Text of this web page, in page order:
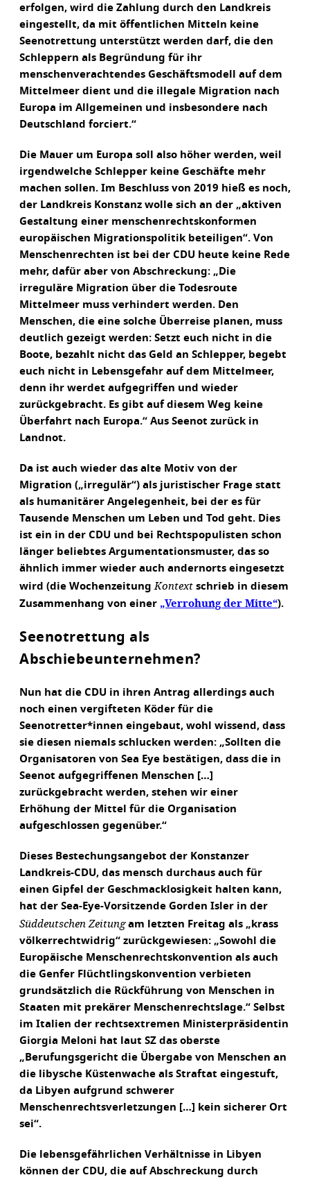
erfolgen, wird die Zahlung durch den Landkreis
eingestellt, da mit öffentlichen Mitteln keine
Seenotrettung unterstützt werden darf, die den
Schleppern als Begründung für ihr
menschenverachtendes Geschäftsmodell auf dem
Mittelmeer dient und die illegale Migration nach
Europa im Allgemeinen und insbesondere nach
Deutschland forciert.“
Die Mauer um Europa soll also höher werden, weil
irgendwelche Schlepper keine Geschäfte mehr
machen sollen. Im Beschluss von 2019 hieß es noch,
der Landkreis Konstanz wolle sich an der „aktiven
Gestaltung einer menschenrechtskonformen
europäischen Migrationspolitik beteiligen“. Von
Menschenrechten ist bei der CDU heute keine Rede
mehr, dafür aber von Abschreckung: „Die
irreguläre Migration über die Todesroute
Mittelmeer muss verhindert werden. Den
Menschen, die eine solche Überreise planen, muss
deutlich gezeigt werden: Setzt euch nicht in die
Boote, bezahlt nicht das Geld an Schlepper, begebt
euch nicht in Lebensgefahr auf dem Mittelmeer,
denn ihr werdet aufgegriffen und wieder
zurückgebracht. Es gibt auf diesem Weg keine
Überfahrt nach Europa.“ Aus Seenot zurück in
Landnot.
Da ist auch wieder das alte Motiv von der
Migration („irregulär“) als juristischer Frage statt
als humanitärer Angelegenheit, bei der es für
Tausende Menschen um Leben und Tod geht. Dies
ist ein in der CDU und bei Rechtspopulisten schon
länger beliebtes Argumentationsmuster, das so
ähnlich immer wieder auch andernorts eingesetzt
wird (die WochenzeitungKontext schrieb in diesem
Zusammenhang von einer „Verrohung der Mitte“).
Seenotrettung als
Abschiebeunternehmen?
Nun hat die CDU in ihren Antrag allerdings auch
noch einen vergifteten Köder für die
Seenotretter*innen eingebaut, wohl wissend, dass
sie diesen niemals schlucken werden: „Sollten die
Organisatoren von Sea Eye bestätigen, dass die in
Seenot aufgegriffenen Menschen […]
zurückgebracht werden, stehen wir einer
Erhöhung der Mittel für die Organisation
aufgeschlossen gegenüber.“
Dieses Bestechungsangebot der Konstanzer
Landkreis-CDU, das mensch durchaus auch für
einen Gipfel der Geschmacklosigkeit halten kann,
hat der Sea-Eye-Vorsitzende Gorden Isler in der
Süddeutschen Zeitungam letzten Freitag als „krass
völkerrechtwidrig“ zurückgewiesen: „Sowohl die
Europäische Menschenrechtskonvention als auch
die Genfer Flüchtlingskonvention verbieten
grundsätzlich die Rückführung von Menschen in
Staaten mit prekärer Menschenrechtslage.“ Selbst
im Italien der rechtsextremen Ministerpräsidentin
Giorgia Meloni hat laut SZ das oberste
„Berufungsgericht die Übergabe von Menschen an
die libysche Küstenwache als Straftat eingestuft,
da Libyen aufgrund schwerer
Menschenrechtsverletzungen […] kein sicherer Ort
sei“.
Die lebensgefährlichen Verhältnisse in Libyen
können der CDU, die auf Abschreckung durch